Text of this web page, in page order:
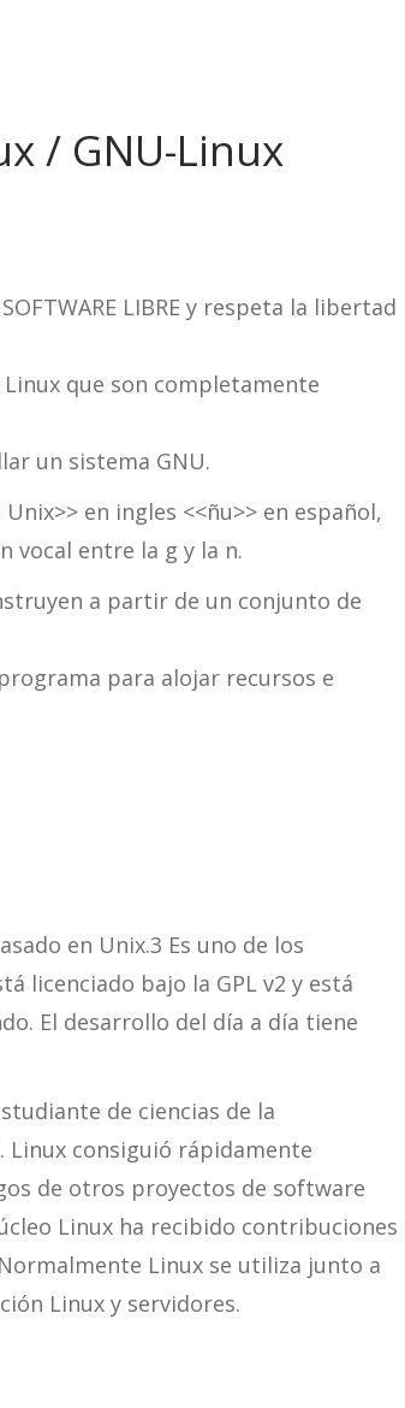
/ GNU-Linux
LIBRE y respeta la libertad
Linux que son completamente
un sistema GNU.
en ingles <<ñu>> en español,
vocal entre la g y la n.
a partir de un conjunto de
para alojar recursos e
en Unix.3 Es uno de los
licenciado bajo la GPL v2 y está
El desarrollo del día a día tiene
de ciencias de la
Linux consiguió rápidamente
de otros proyectos de software
Linux ha recibido contribuciones
Linux se utiliza junto a
Linux y servidores.